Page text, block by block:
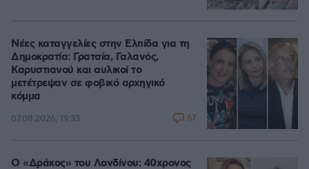
Νέες καταγγελίες στην Ελπίδα για τη
Δημοκρατία: Γρατσία, Γαλανός,
Καρυστιανού και αυλικοί το
μετέτρεψαν σε φοβικό αρχηγικό
κόμμα
07.08.2026, 19:33 67
Ο «Δράκος» του Λονδίνου: 40χρονος